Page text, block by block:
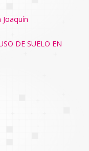
Joaquín
DE SUELO EN